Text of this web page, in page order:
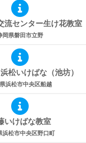
流センター生け花教室
岡県磐田市立野
松いけばな（池坊）
浜松市中央区船越
いけばな教室
浜松市中央区野口町